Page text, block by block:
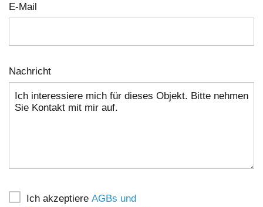
E-Mail
Nachricht
Ich akzeptiereAGBs und